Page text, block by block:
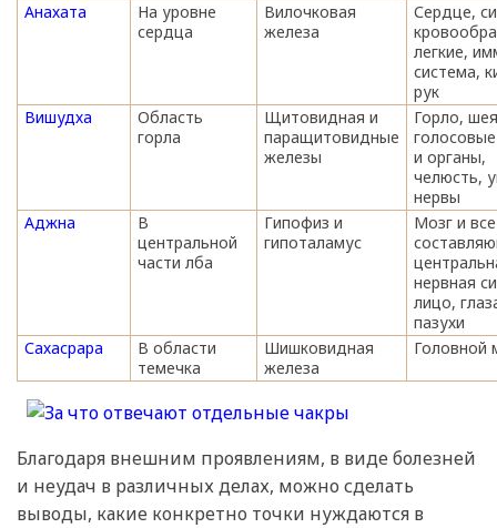
Анахата
На уровне
сердца
Вилочковая
железа
Сердце,
легкие,
система,
рук
Вишудха
Область
горла
Щитовидная и
паращитовидные
железы
Горло,
и органы,
челюсть,
нервы
Аджна
В
центральной
части лба
Гипофиз и
гипоталамус
Мозг и
нервная
лицо,
пазухи
Сахасрара
В области
темечка
Шишковидная
железа
Головной
Благодаря внешним проявлениям, в виде болезней
и неудач в различных делах, можно сделать
выводы, какие конкретно точки нуждаются в